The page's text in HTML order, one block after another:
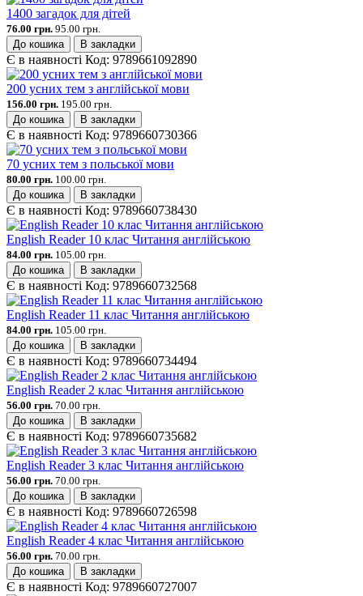
1400 загадок для дітей
76.00 грн. 95.00 грн.
До кошика
В закладки
Є в наявності Код: 9789661092890
200 усних тем з англійської мови
156.00 грн. 195.00 грн.
До кошика
В закладки
Є в наявності Код: 9789660730366
70 усних тем з польської мови
80.00 грн. 100.00 грн.
До кошика
В закладки
Є в наявності Код: 9789660738430
English Reader 10 клас Читання англійською
84.00 грн. 105.00 грн.
До кошика
В закладки
Є в наявності Код: 9789660732568
English Reader 11 клас Читання англійською
84.00 грн. 105.00 грн.
До кошика
В закладки
Є в наявності Код: 9789660734494
English Reader 2 клас Читання англійською
56.00 грн. 70.00 грн.
До кошика
В закладки
Є в наявності Код: 9789660735682
English Reader 3 клас Читання англійською
56.00 грн. 70.00 грн.
До кошика
В закладки
Є в наявності Код: 9789660726598
English Reader 4 клас Читання англійською
56.00 грн. 70.00 грн.
До кошика
В закладки
Є в наявності Код: 9789660727007